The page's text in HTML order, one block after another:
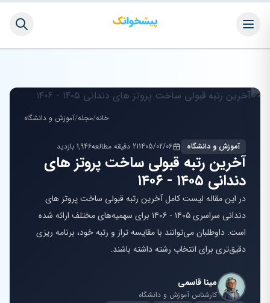
خانه/مجله/آموزش و دانشگاه
آموزش و دانشگاه 1405/02/0621 دقیقه مطالعه 1,946 بازدید
آخرین رتبه قبولی ساخت پروتز های
دندانی ۱۴۰۵ - ۱۴۰۶
در این مقاله لیست کامل آخرین رتبه قبولی ساخت پروتز های
دندانی سراسری ۱۴۰۵ - ۱۴۰۶ برای سهمیه‌های مختلف ارائه شده
است. داوطلبان می‌توانند با مقایسه تراز و رتبه خود، برنامه ریزی
دقیق‌تری برای انتخاب رشته داشته باشند.
مینا قاسمی
کارشناس آموزش و دانشگاه